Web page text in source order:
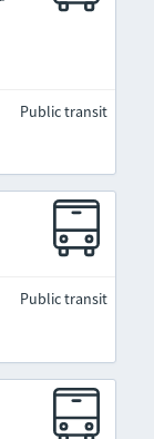
Public transit
Public transit